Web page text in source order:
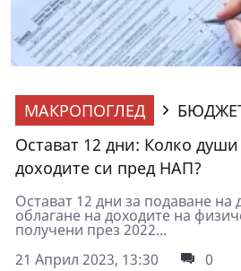
МАКРОПОГЛЕД
Остават 12 дни: Колко
доходите си пред НАП?
Остават 12 дни за подаване на
облагане на доходите на
получени през 2022...
21 Април 2023, 13:30
0